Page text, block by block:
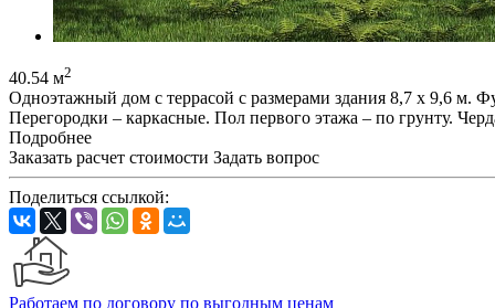
40.54 м2
Одноэтажный дом с террасой с размерами здания 8,7 х 9,6
Перегородки – каркасные. Пол первого этажа – по грунту.
Подробнее
Заказать расчет стоимости Задать вопрос
Поделиться ссылкой:
Работаем по договору по выгодным ценам